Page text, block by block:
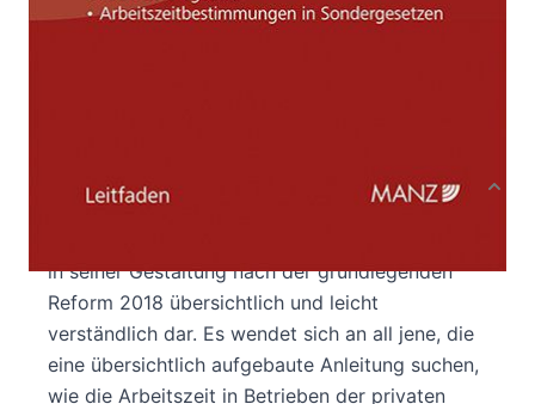
Produktbeschreibung
in seiner Gestaltung nach der grundlegenden
Reform 2018 übersichtlich und leicht
verständlich dar. Es wendet sich an all jene, die
eine übersichtlich aufgebaute Anleitung suchen,
wie die Arbeitszeit in Betrieben der privaten